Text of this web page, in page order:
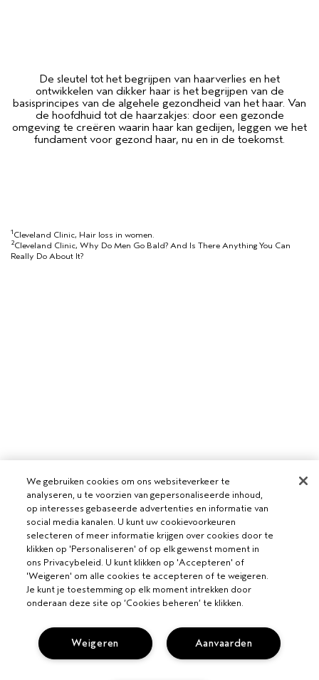
De sleutel tot het begrijpen van haarverlies en het
ontwikkelen van dikker haar is het begrijpen van de
basisprincipes van de algehele gezondheid van het haar. Van
de hoofdhuid tot de haarzakjes: door een gezonde
omgeving te creëren waarin haar kan gedijen, leggen we het
fundament voor gezond haar, nu en in de toekomst.
1 Cleveland Clinic, Hair loss in women.
2Cleveland Clinic, Why Do Men Go Bald? And Is There Anything You Can
Really Do About It?
VOOR PROFESSIONALS
HULP NODIG?
BEL +31208088537
We gebruiken cookies om ons websiteverkeer te
analyseren, u te voorzien van gepersonaliseerde inhoud,
op interesses gebaseerde advertenties en informatie van
social media kanalen. U kunt uw cookievoorkeuren
selecteren of meer informatie krijgen over cookies door te
klikken op 'Personaliseren' of op elk gewenst moment in
ons Privacybeleid. U kunt klikken op 'Accepteren' of
'Weigeren' om alle cookies te accepteren of te weigeren.
Je kunt je toestemming op elk moment intrekken door
onderaan deze site op ‘Cookies beheren’ te klikken.
Aanvaarden
Weigeren